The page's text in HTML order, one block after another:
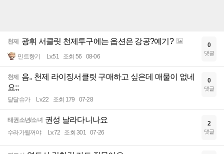
천제 광휘 서클릿 천제투구에는 옵션은 강공?예기?
민트향기 Lv.51 조회 56 08-06
0
댓글
천제
음.. 천제 라이징서클릿 구매하고 싶은데 매물이 없네
요;;
달달슈가 Lv.22 조회 179 07-28
0
댓글
태권소년/소녀 권성 날라다니나요
수라가될꺼야 Lv.72 조회 301 07-26
2
댓글